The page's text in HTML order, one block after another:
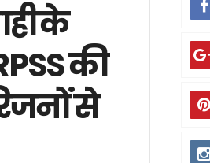
के
की
से